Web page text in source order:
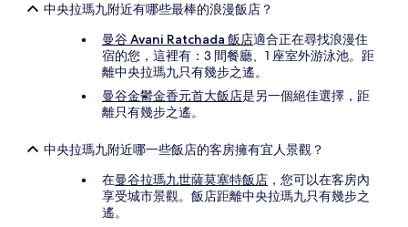
中央拉瑪九附近有哪些最棒的浪漫飯店？
曼谷 Avani Ratchada 飯店適合正在尋找浪漫住
宿的您，這裡有：3 間餐廳、1 座室外游泳池。距
離中央拉瑪九只有幾步之遙。
曼谷金鬱金香元首大飯店是另一個絕佳選擇，距
離只有幾步之遙。
中央拉瑪九附近哪一些飯店的客房擁有宜人景觀？
在曼谷拉瑪九世薩莫塞特飯店 ，您可以在客房內
享受城市景觀。飯店距離中央拉瑪九只有幾步之
遙。